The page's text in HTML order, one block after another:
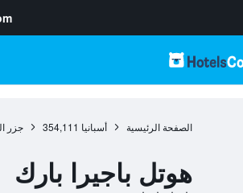
الصفحة الرئيسية أسبانيا 354,111 جزر
هوتل باجيرا بارك